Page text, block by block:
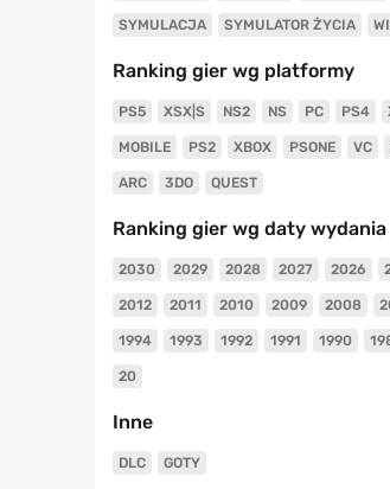
SYMULACJA SYMULATOR ŻYCIA
Ranking gier wg platformy
PS5 XSX|S NS2 NS PC PS4
MOBILE PS2 XBOX PSONE VC
ARC 3DO QUEST
Ranking gier wg daty wydania
2030 2029 2028 2027 2026
2012 2011 2010 2009 2008
1994 1993 1992 1991 1990
20
Inne
DLC GOTY